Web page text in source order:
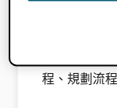
在 3 月
程、規劃流